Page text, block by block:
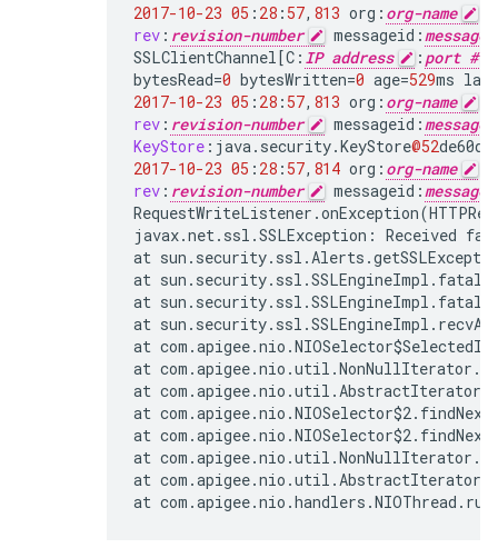
2017-10-23 05 : 28 : 57, 813 org : org-name
rev : revision-number messageid :
SSLClientChannel [C : IP address : port #
bytesRead=0 bytesWritten=0 age=529ms
2017-10-23 05 : 28 : 57, 813 org : org-name
rev : revision-number messageid :
KeyStore : java . security.KeyStore@52de60d9
2017-10-23 05 : 28 : 57, 814 org : org-name
rev : revision-number messageid :
RequestWriteListener .onException(
javax.net . ssl .SSLException : Received
at sun . security. ssl . Alerts .
at sun . security. ssl .SSLEngineImpl . fatal
at sun . security. ssl .SSLEngineImpl . fatal
at sun . security. ssl .SSLEngineImpl .
at com .apigee.nio .
at com .apigee.nio .util .NonNullIterator .
at com .apigee.nio .util . AbstractIterator
at com .apigee.nio .NIOSelector$2 . findNext
at com .apigee.nio .NIOSelector$2 . findNext
at com .apigee.nio .util .NonNullIterator .
at com .apigee.nio .util . AbstractIterator
at com .apigee.nio .handlers .NIOThread . run